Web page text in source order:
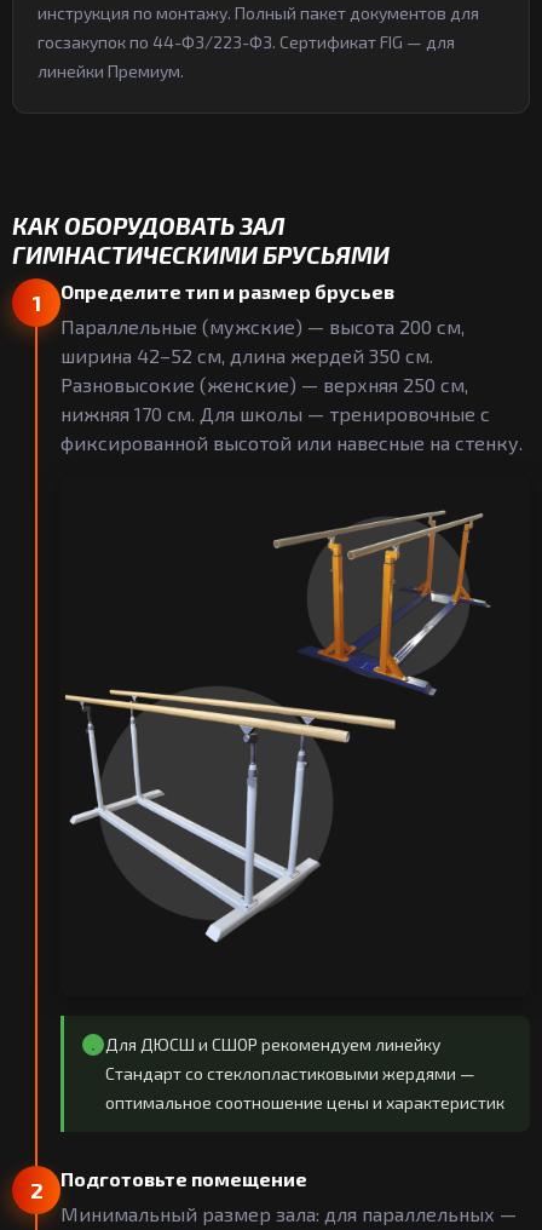
инструкция по монтажу. Полный пакет документов для
госзакупок по 44-ФЗ/223-ФЗ. Сертификат FIG — для
линейки Премиум.
КАК ОБОРУДОВАТЬ ЗАЛ
ГИМНАСТИЧЕСКИМИ БРУСЬЯМИ
1
Определите тип и размер брусьев
Параллельные (мужские) — высота 200 см,
ширина 42–52 см, длина жердей 350 см.
Разновысокие (женские) — верхняя 250 см,
нижняя 170 см. Для школы — тренировочные с
фиксированной высотой или навесные на стенку.
Для ДЮСШ и СШОР рекомендуем линейку
Стандарт со стеклопластиковыми жердями —
оптимальное соотношение цены и характеристик
2
Подготовьте помещение
Минимальный размер зала: для параллельных —